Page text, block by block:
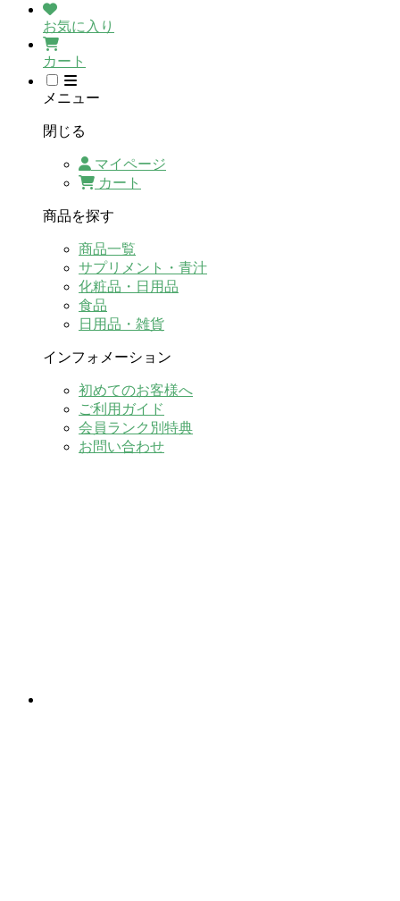
お気に入り
カート
メニュー
閉じる
マイページ
カート
商品を探す
商品一覧
サプリメント・青汁
化粧品・日用品
食品
日用品・雑貨
インフォメーション
初めてのお客様へ
ご利用ガイド
会員ランク別特典
お問い合わせ